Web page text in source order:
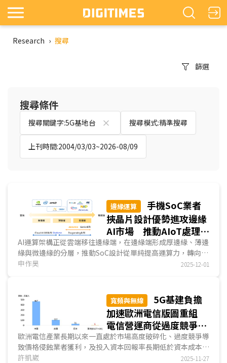
Research › 搜尋
篩選
搜尋條件
搜尋關鍵字:5G基地台 搜尋模式:精準搜尋
上刊時間:2004/03/03~2026-08/09
邊緣運算
手機SoC業者
挾晶片設計優勢進攻邊緣
AI市場 推動AIoT處理器
市場版圖洗牌
AI運算架構正從雲端移往邊緣端，在邊緣端形成厚邊緣、薄邊
緣與微邊緣的分層，推動SoC設計從單純提高運算力，轉向更
重視功耗、整合度與軟體生態發展。手機SoC業者在此趨勢中
備業者發展合作關係，後續將成為邊緣AI晶片市場中不容小覷
的競爭者。...
申作昊 2025-12-01
寬頻與無線
5G基建負擔
加速歐洲電信版圖重組
電信營運商從過度競爭走
向基建共享
歐洲電信產業長期以來一直處於市場高度破碎化、過度競爭導
致價格侵蝕業者獲利，及投入資本回報率長期低於資本成本的
困境。這不僅削弱電信營運商的財務體質，更使其在5G和光
許凱崴 2025-11-27